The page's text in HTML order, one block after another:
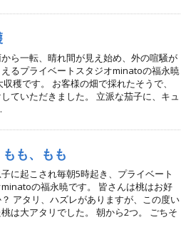
ら一転、晴れ間が見え始め、外の喧騒が
るプライベートスタジオminatoの福永暁
穫です。 お客様の畑で採れたそうで、
ていただきました。 立派な茄子に、キュ
もも、もも
に起こされ毎朝5時起き、プライベート
の福永暁です。 皆さんは桃はお好
アタリ、ハズレがありますが、この度い
は大アタリでした。 朝から2つ。 ごちそ